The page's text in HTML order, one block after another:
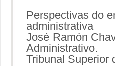
Perspectivas do
administrativa
José Ramón
Administrativo.
Tribunal Superior